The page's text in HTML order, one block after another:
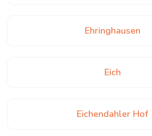
Ehringhausen
Eich
Eichendahler Hof